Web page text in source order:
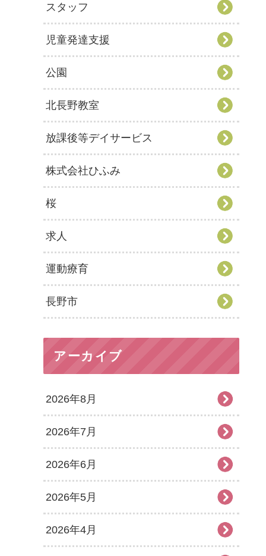
スタッフ
児童発達支援
公園
北長野教室
放課後等デイサービス
株式会社ひふみ
桜
求人
運動療育
長野市
アーカイブ
2026年8月
2026年7月
2026年6月
2026年5月
2026年4月